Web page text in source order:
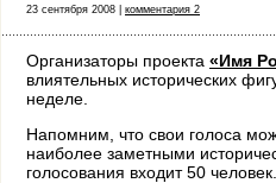
23 сентября 2008 | комментария 2
Организаторы проекта «Имя
влиятельных исторических
неделе.
Напомним, что свои голоса
наиболее заметными
голосования входит 50 человек.